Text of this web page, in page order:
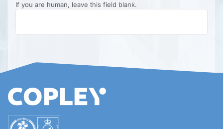
If you are human, leave this field blank.